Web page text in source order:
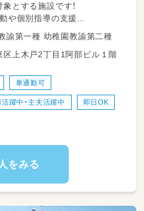
とする施設です！
や個別指導の支援
でご安心ください！
保育士 幼稚園教諭第一種 幼稚園教諭第二種
区上木戸2丁目1阿部ビル１階
車通勤可
躍中・主夫活躍中 即日OK
をみる